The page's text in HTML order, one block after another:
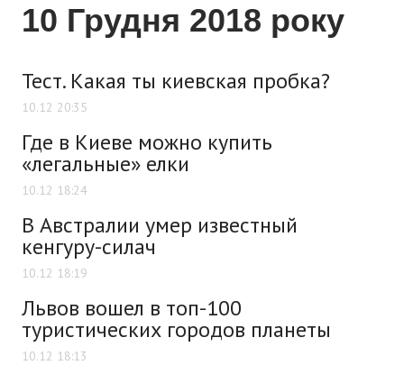
10 Грудня 2018 року
Тест. Какая ты киевская пробка?
10.12 20:35
Где в Киеве можно купить
«легальные» елки
10.12 18:24
В Австралии умер известный
кенгуру-силач
10.12 18:19
Львов вошел в топ-100
туристических городов планеты
10.12 18:13